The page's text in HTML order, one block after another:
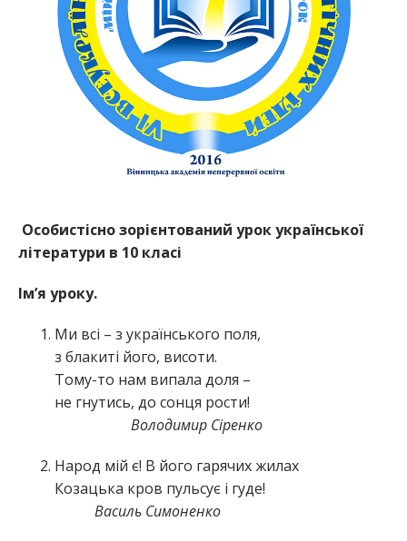
Особистісно зорієнтований урок української
літератури в 10 класі
Ім’я уроку.
Ми всі – з українського поля,
з блакиті його, висоти.
Тому-то нам випала доля –
не гнутись, до сонця рости!
Володимир Сіренко
Народ мій є! В його гарячих жилах
Козацька кров пульсує і гуде!
Василь Симоненко